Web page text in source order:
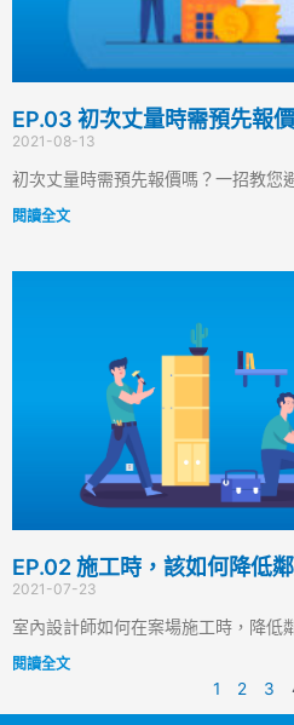
EP.03 初次丈量時需預先報
2021-08-13
初次丈量時需預先報價嗎？一招教您
閱讀全文
EP.02 施工時，該如何降低
2021-07-23
室內設計師如何在案場施工時，降低
閱讀全文
1 2 3